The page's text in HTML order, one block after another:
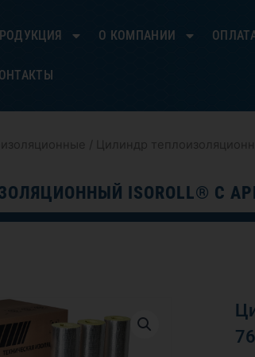
О КОМПАНИИ
/ Цилиндр
ISOROLL® С